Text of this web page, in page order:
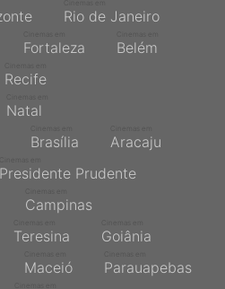
Rio de Janeiro
Fortaleza Belém
Recife
Natal
Brasília Aracaju
Presidente Prudente
Campinas
Teresina Goiânia
Maceió Parauapebas